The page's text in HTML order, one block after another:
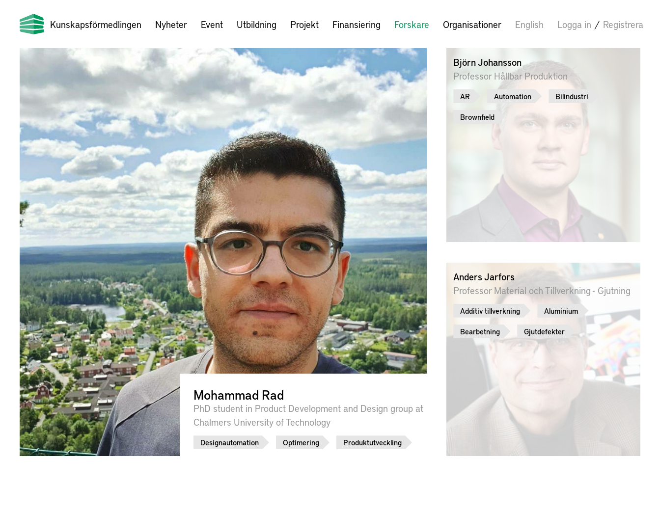
Kunskapsförmedlingen Nyheter Event Utbildning Projekt Finansiering Forskare Organisationer English Logga in / Registrera
Mohammad Rad
PhD student in Product Development and Design group at
Chalmers University of Technology
Designautomation Optimering Produktutveckling
Björn Johansson
Professor Hållbar Produktion
AR Automation Bilindustri
Brownfield
Anders Jarfors
Professor Material och Tillverkning - Gjutning
Additiv tillverkning Aluminium
Bearbetning Gjutdefekter